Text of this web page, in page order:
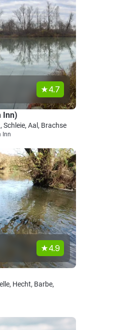
4.7
Inn)
Aal, Brachse
Inn
4.9
Hecht, Barbe,